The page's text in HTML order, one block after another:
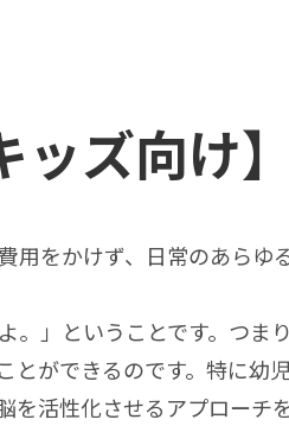
ズ向け】
をかけず、日常のあらゆ
」ということです。つま
ができるのです。特に幼
を活性化させるアプローチ